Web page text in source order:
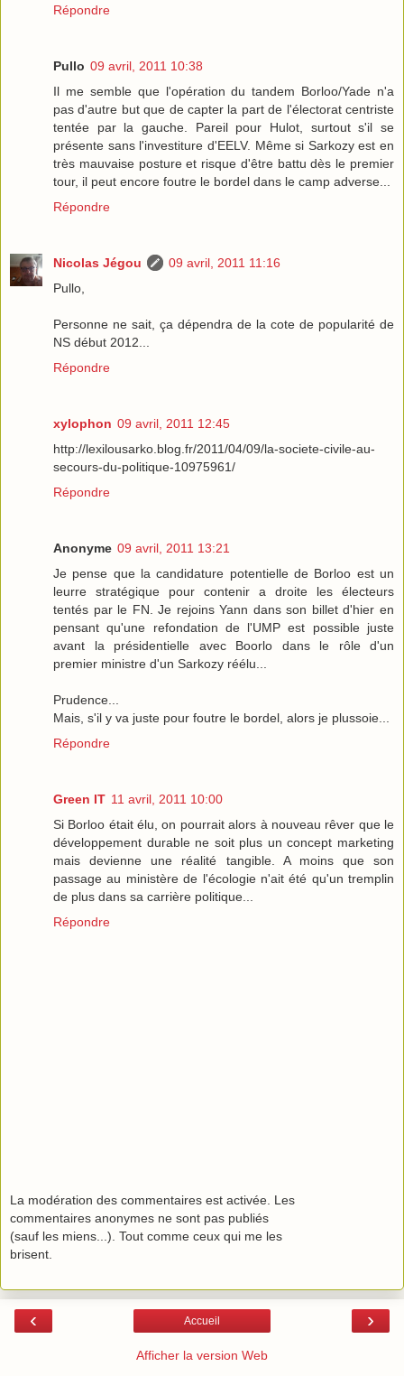
Répondre
Pullo 09 avril, 2011 10:38
Il me semble que l'opération du tandem Borloo/Yade n'a
pas d'autre but que de capter la part de l'électorat centriste
tentée par la gauche. Pareil pour Hulot, surtout s'il se
présente sans l'investiture d'EELV. Même si Sarkozy est en
très mauvaise posture et risque d'être battu dès le premier
tour, il peut encore foutre le bordel dans le camp adverse...
Répondre
Nicolas Jégou
09 avril, 2011 11:16
Pullo,
Personne ne sait, ça dépendra de la cote de popularité de
NS début 2012...
Répondre
xylophon 09 avril, 2011 12:45
http://lexilousarko.blog.fr/2011/04/09/la-societe-civile-au-
secours-du-politique-10975961/
Répondre
Anonyme 09 avril, 2011 13:21
Je pense que la candidature potentielle de Borloo est un
leurre stratégique pour contenir a droite les électeurs
tentés par le FN. Je rejoins Yann dans son billet d'hier en
pensant qu'une refondation de l'UMP est possible juste
avant la présidentielle avec Boorlo dans le rôle d'un
premier ministre d'un Sarkozy réélu...
Prudence...
Mais, s'il y va juste pour foutre le bordel, alors je plussoie...
Répondre
Green IT 11 avril, 2011 10:00
Si Borloo était élu, on pourrait alors à nouveau rêver que le
développement durable ne soit plus un concept marketing
mais devienne une réalité tangible. A moins que son
passage au ministère de l'écologie n'ait été qu'un tremplin
de plus dans sa carrière politique...
Répondre
La modération des commentaires est activée. Les
commentaires anonymes ne sont pas publiés
(sauf les miens...). Tout comme ceux qui me les
brisent.
‹ ›
Accueil
Afficher la version Web